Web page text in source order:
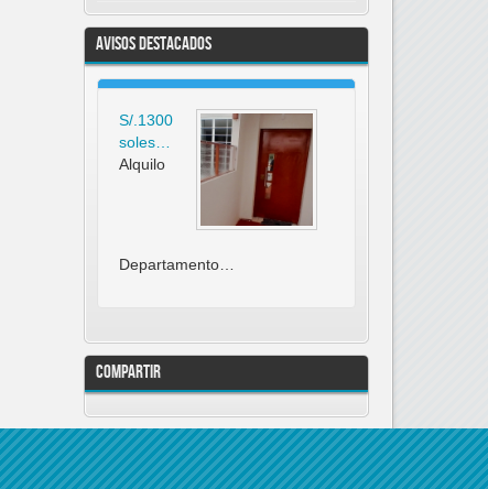
Avisos Destacados
S/.1300
soles…
Alquilo
Departamento…
Compartir